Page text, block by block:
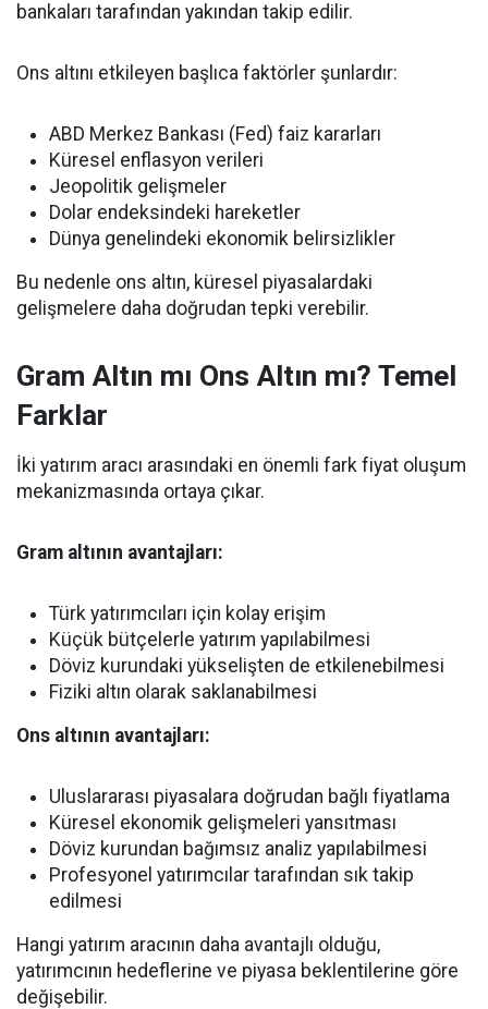
bankaları tarafından yakından takip edilir.
Ons altını etkileyen başlıca faktörler şunlardır:
ABD Merkez Bankası (Fed) faiz kararları
Küresel enflasyon verileri
Jeopolitik gelişmeler
Dolar endeksindeki hareketler
Dünya genelindeki ekonomik belirsizlikler
Bu nedenle ons altın, küresel piyasalardaki
gelişmelere daha doğrudan tepki verebilir.
Gram Altın mı Ons Altın mı? Temel
Farklar
İki yatırım aracı arasındaki en önemli fark fiyat oluşum
mekanizmasında ortaya çıkar.
Gram altının avantajları:
Türk yatırımcıları için kolay erişim
Küçük bütçelerle yatırım yapılabilmesi
Döviz kurundaki yükselişten de etkilenebilmesi
Fiziki altın olarak saklanabilmesi
Ons altının avantajları:
Uluslararası piyasalara doğrudan bağlı fiyatlama
Küresel ekonomik gelişmeleri yansıtması
Döviz kurundan bağımsız analiz yapılabilmesi
Profesyonel yatırımcılar tarafından sık takip
edilmesi
Hangi yatırım aracının daha avantajlı olduğu,
yatırımcının hedeflerine ve piyasa beklentilerine göre
değişebilir.